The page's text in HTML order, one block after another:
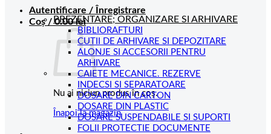
Autentificare / Înregistrare
Coș /0.00lei
Nu ai niciun produs în coș.
Înapoi la magazin
PREZENTARE; ORGANIZARE SI ARHIVARE
BIBLIORAFTURI
CUTII DE ARHIVARE SI DEPOZITARE
ALONJE SI ACCESORII PENTRU
ARHIVARE
CAIETE MECANICE. REZERVE
INDECSI SI SEPARATOARE
DOSARE DIN CARTON
DOSARE DIN PLASTIC
DOSARE SUSPENDABILE SI SUPORTI
FOLII PROTECTIE DOCUMENTE